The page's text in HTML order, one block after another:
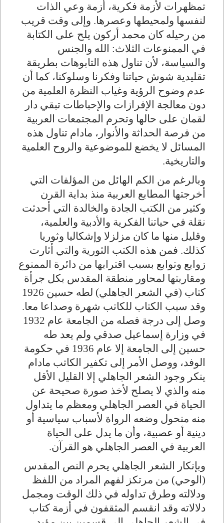
تمظهرات لأزمة فكرية، أزمة وعي الذات
لنفسها ولمحيطها وعصرها. وإلى وقت قريب
من رحيله كان محمد أركون يلح على الكتابة
في الممنوعات الثلاث: الله والجنس
والسياسة، لأن تناول هذه التابوهات بطريقة
تقليدية شوش حياتنا وفكرنا وسلوكنا، كما أن
عدم وضوح الرؤية وغياب النظرة العلمية من
دون معالجة الإفرازات والإحباطات تبقي دار
لقمان على حالها وتحرم المجتمعات العربية
من فرصة الحداثة والأنوار، مادام تناول هذه
المسائل لا يخضع للموضوعية والروح العلمية
والتاريخية.
وبالرغم من الكم الهائل من المؤلفات التي
أخرجتها المطابع العربية منذ بداية القرن
وكثير من الكتب الجادة والخالدة التي أحدثت
نقلة في حياتنا الفكرية والأدبية والعلمية،
وقليل منها ما كان مزلزلا وإشكاليا وثوريا
كذلك. فمن هذه الكتب الثورية والتي أثارت
زوابع وتوابع بسبب اقترابها من دائرة الممنوع
ومقاربتها لمحاور منطقة المقدس بكل جرأة
كتاب (في الشعر الجاهلي) لطه حسين 1926
وقد سبب الكتاب للكاتب شهرة وصداعا معا.
وصل إلى درجة فصله من الجامعة عام 1932
في وزارة إسماعيل صدقي ولم يعد طه
حسين إلى الجامعة إلا عام 1936 في حكومة
الوفد، ووصل الأمر إلى تكفير الكاتب مادام
ينكر وجود الشعر الجاهلي إلا القليل الأقل
منه والذي لا يصلح لأخذ صورة صحيحة عن
الحياة في العصر الجاهلي ومعظم ما يتداول
منه منحول وضعه الرواة لأسباب سياسية أو
دينية أو عصبية، وأن ما يدل على الحياة
العربية في العصر الجاهلي هو القرآن.
وبإنكار الشعر الجاهلي يحرم النص المقدس
(الوحي) من مرتكز لفهم المراد من اللفظ
ودلالته وطرق تداوله في ذلك الوقت ومجمل
دلالاته وقد انقسم المثقفون في أزمة كتاب